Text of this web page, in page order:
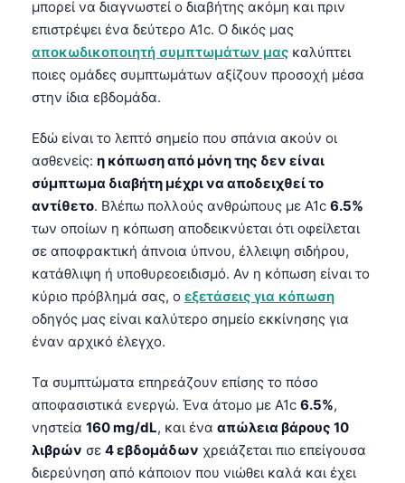
μπορεί να διαγνωστεί ο διαβήτης ακόμη και πριν
επιστρέψει ένα δεύτερο A1c. Ο δικός μας
αποκωδικοποιητή συμπτωμάτων μας καλύπτει
ποιες ομάδες συμπτωμάτων αξίζουν προσοχή μέσα
στην ίδια εβδομάδα.
Εδώ είναι το λεπτό σημείο που σπάνια ακούν οι
ασθενείς: η κόπωση από μόνη της δεν είναι
σύμπτωμα διαβήτη μέχρι να αποδειχθεί το
αντίθετο. Βλέπω πολλούς ανθρώπους με A1c 6.5%
των οποίων η κόπωση αποδεικνύεται ότι οφείλεται
σε αποφρακτική άπνοια ύπνου, έλλειψη σιδήρου,
κατάθλιψη ή υποθυρεοειδισμό. Αν η κόπωση είναι το
κύριο πρόβλημά σας, ο εξετάσεις για κόπωση
οδηγός μας είναι καλύτερο σημείο εκκίνησης για
έναν αρχικό έλεγχο.
Τα συμπτώματα επηρεάζουν επίσης το πόσο
αποφασιστικά ενεργώ. Ένα άτομο με A1c 6.5%,
νηστεία 160 mg/dL, και ένα απώλεια βάρους 10
λιβρών σε 4 εβδομάδων χρειάζεται πιο επείγουσα
διερεύνηση από κάποιον που νιώθει καλά και έχει
Galego
Latviešu valoda
Македонски јазик
Euskara
Gàidhlig
Occitan
العربية المغربية
Afrikaans
Монгол
ພາສາລາວ
Basa Jawa
Cebuano
ئۇيغۇرچە
Кыргызча
Татар теле